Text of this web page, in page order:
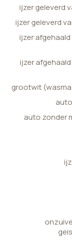
ijzer geleverd
ijzer geleverd
ijzer
ijzer
grootwit
auto zonder